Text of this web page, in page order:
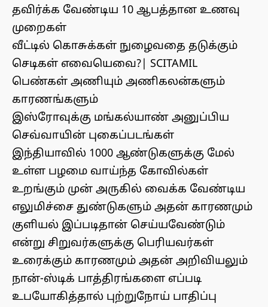
தவிர்க்க வேண்டிய 10 ஆபத்தான உணவு
முறைகள்
வீட்டில் கொசுக்கள் நுழைவதை தடுக்கும்
செடிகள் எவையெவை?| SCITAMIL
பெண்கள் அணியும் அணிகலன்களும்
காரணங்களும்
இஸ்ரோவுக்கு மங்கல்யாண் அனுப்பிய
செவ்வாயின் புகைப்படங்கள்
இந்தியாவில் 1000 ஆண்டுகளுக்கு மேல்
உள்ள பழமை வாய்ந்த கோவில்கள்
உறங்கும் முன் அருகில் வைக்க வேண்டிய
எலுமிச்சை துண்டுகளும் அதன் காரணமும்
குளியல் இப்படிதான் செய்யவேண்டும்
என்று சிறுவர்களுக்கு பெரியவர்கள்
உரைக்கும் காரணமும் அதன் அறிவியலும்
நான்-ஸ்டிக் பாத்திரங்களை எப்படி
உபயோகித்தால் புற்றுநோய் பாதிப்பு